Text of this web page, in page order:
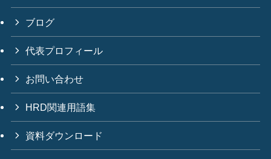
ブログ
代表プロフィール
お問い合わせ
HRD関連用語集
資料ダウンロード